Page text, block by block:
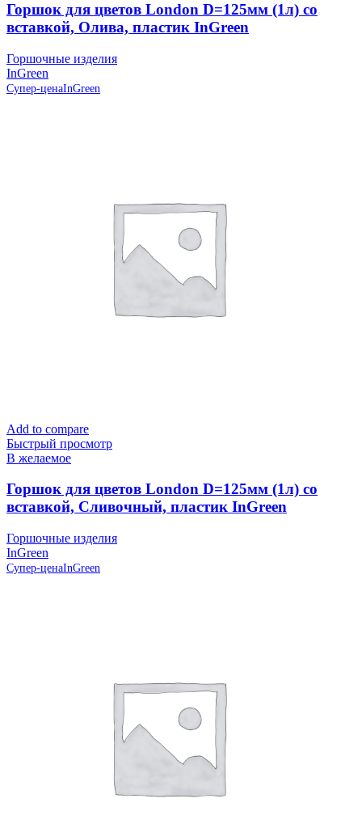
Горшок для цветов London D=125мм (1л) со
вставкой, Олива, пластик InGreen
Горшочные изделия
InGreen
Супер-ценаInGreen
Add to compare
Быстрый просмотр
В желаемое
Горшок для цветов London D=125мм (1л) со
вставкой, Сливочный, пластик InGreen
Горшочные изделия
InGreen
Супер-ценаInGreen